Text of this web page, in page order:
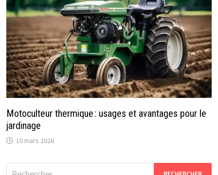
Motoculteur thermique : usages et avantages pour le
jardinage
10 mars 2026
Rechercher :